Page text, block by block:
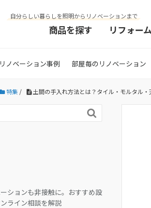
自分らしい暮らしを照明からリノベーションまで
商品を探す リフォー
リノベーション事例 部屋毎のリノベーション
特集 / 土間の手入れ方法とは？タイル・モルタル・

ションも非接触に。おすすめ設
ライン相談を解説